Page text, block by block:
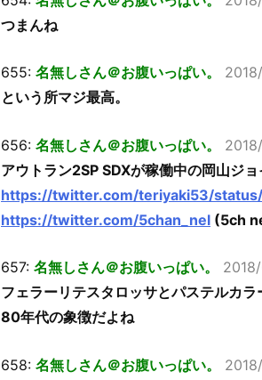
つまんね
655: 名無しさん＠お腹いっぱい。
という所マジ最高。
656: 名無しさん＠お腹いっぱい。
アウトラン2SP SDXが稼働中の岡山ジ
https://twitter.com/teriyaki53/
https://twitter.com/5chan_nel (5ch
657: 名無しさん＠お腹いっぱい。
フェラーリテスタロッサとパステルカラ
80年代の象徴だよね
658: 名無しさん＠お腹いっぱい。